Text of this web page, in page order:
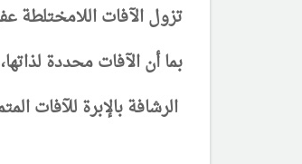
تزول الآفات اللامختلطة
بما أن الآفات محددة
الرشافة بالإبرة للآفات